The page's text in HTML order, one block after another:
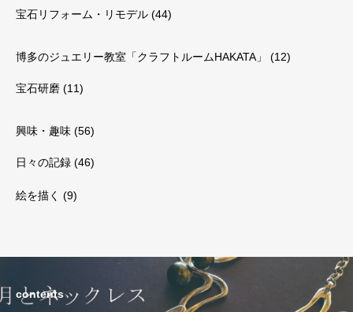
宝石リフォーム・リモデル (44)
博多のジュエリー教室「クラフトルームHAKATA」 (12)
宝石研磨 (11)
興味・趣味 (56)
日々の記録 (46)
絵を描く (9)
contents